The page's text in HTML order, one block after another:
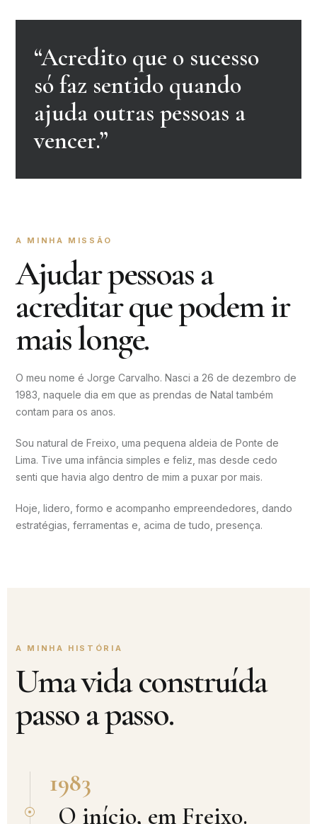
“Acredito que o sucesso
só faz sentido quando
ajuda outras pessoas a
vencer.”
A MINHA MISSÃO
Ajudar pessoas a
acreditar que podem ir
mais longe.
O meu nome é Jorge Carvalho. Nasci a 26 de dezembro de
1983, naquele dia em que as prendas de Natal também
contam para os anos.
Sou natural de Freixo, uma pequena aldeia de Ponte de
Lima. Tive uma infância simples e feliz, mas desde cedo
senti que havia algo dentro de mim a puxar por mais.
Hoje, lidero, formo e acompanho empreendedores, dando
estratégias, ferramentas e, acima de tudo, presença.
A MINHA HISTÓRIA
Uma vida construída
passo a passo.
1983
O início, em Freixo.